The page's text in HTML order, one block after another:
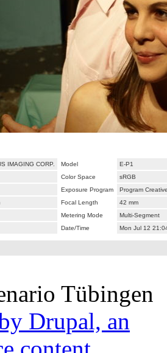
IMAGING CORP. Model
E-P1
Color Space
sRGB
Exposure Program
Program
Focal Length
42 mm
Metering Mode
Multi-Segment
Date/Time Mon Jul 12
Tübingen